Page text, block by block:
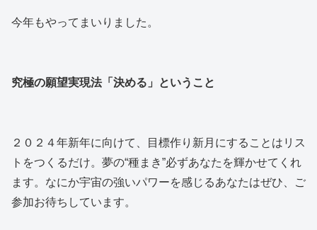
今年もやってまいりました。
究極の願望実現法「決める」ということ
２０２４年新年に向けて、目標作り新月にすることはリス
トをつくるだけ。夢の“種まき”必ずあなたを輝かせてくれ
ます。なにか宇宙の強いパワーを感じるあなたはぜひ、ご
参加お待ちしています。